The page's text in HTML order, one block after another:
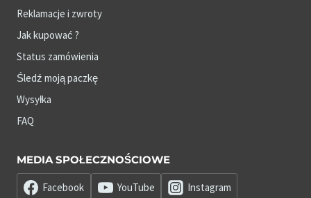
Reklamacje i zwroty
Jak kupować ?
Status zamówienia
Śledź moją paczkę
Wysyłka
FAQ
MEDIA SPOŁECZNOŚCIOWE
Facebook YouTube Instagram